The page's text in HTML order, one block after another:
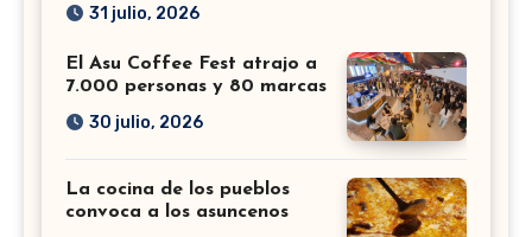
31 julio, 2026
El Asu Coffee Fest atrajo a
7.000 personas y 80 marcas
30 julio, 2026
La cocina de los pueblos
convoca a los asuncenos